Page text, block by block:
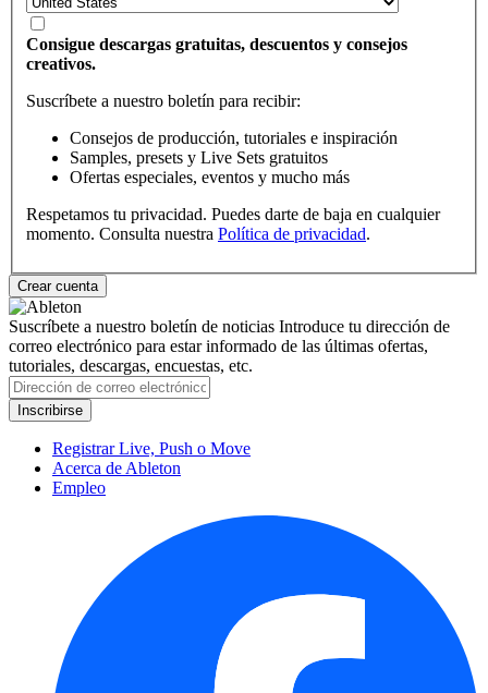
Consigue descargas gratuitas, descuentos y consejos
creativos.
Suscríbete a nuestro boletín para recibir:
Consejos de producción, tutoriales e inspiración
Samples, presets y Live Sets gratuitos
Ofertas especiales, eventos y mucho más
Respetamos tu privacidad. Puedes darte de baja en cualquier
momento. Consulta nuestra Política de privacidad.
Suscríbete a nuestro boletín de noticias Introduce tu dirección de
correo electrónico para estar informado de las últimas ofertas,
tutoriales, descargas, encuestas, etc.
Registrar Live, Push o Move
Acerca de Ableton
Empleo